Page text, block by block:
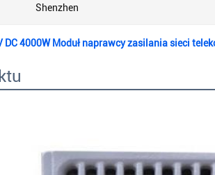
Shenzhen
DC 4000W Moduł naprawcy zasilania sieci